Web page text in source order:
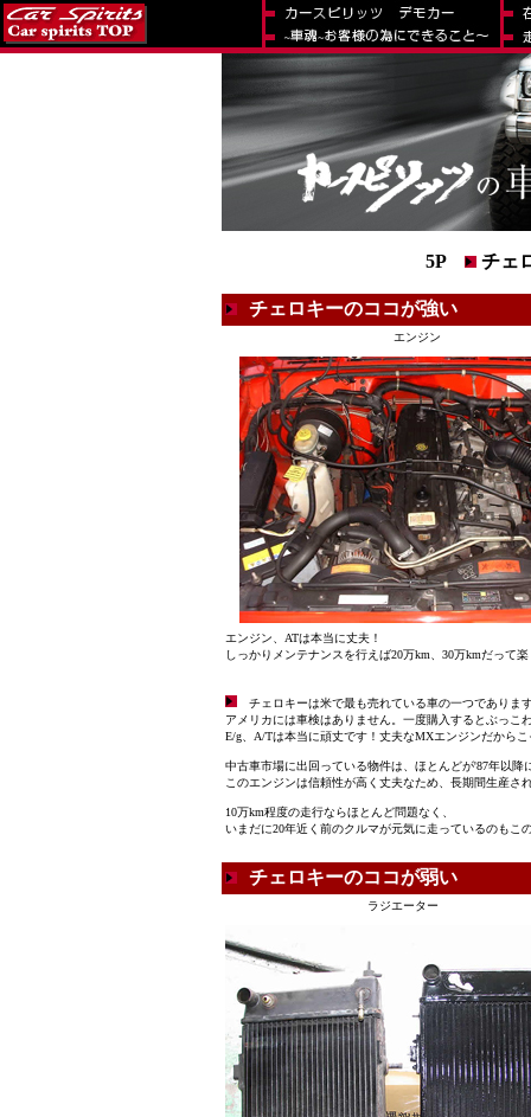
5P チェ
チェロキーのココが強い
エンジン
エンジン、ATは本当に丈夫！
しっかりメンテナンスを行えば20万km、30万kmだって
チェロキーは米で最も売れている車の一つでありま
アメリカには車検はありません。一度購入するとぶっこ
E/g、A/Tは本当に頑丈です！丈夫なMXエンジンだから
中古車市場に出回っている物件は、ほとんどが'87年以降
このエンジンは信頼性が高く丈夫なため、長期間生産さ
10万km程度の走行ならほとんど問題なく、
いまだに20年近く前のクルマが元気に走っているのもこ
チェロキーのココが弱い
ラジエーター